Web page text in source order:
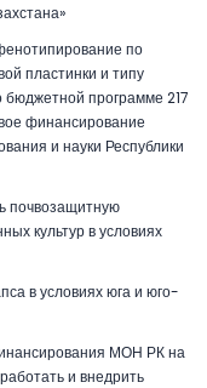
по
пластинки и типу
программе 217
финансирование
и науки Республики
почвозащитную
культур в условиях
в условиях юга и юго-
МОН РК на
и внедрить